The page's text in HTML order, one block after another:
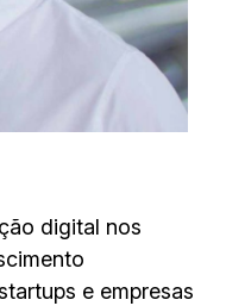
digital nos
e empresas